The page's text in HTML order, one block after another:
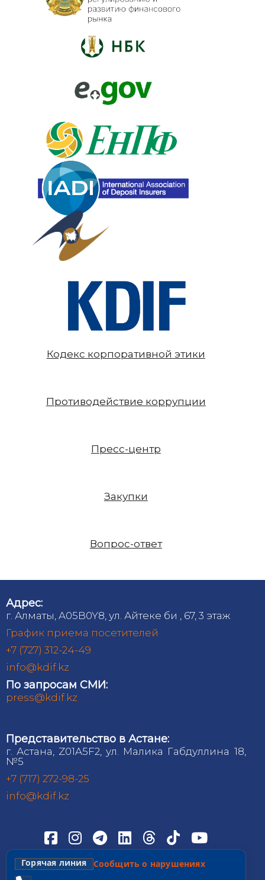
Кодекс корпоративной этики
Противодействие коррупции
Пресс-центр
Закупки
Вопрос-ответ
Адрес:
г. Алматы, A05B0Y8, ул. Айтеке би , 67, 3 этаж
График приема посетителей
+7 (727) 312-24-49
info@kdif.kz
По запросам СМИ:
press@kdif.kz
Представительство в Астане:
г. Астана, Z01A5F2, ул. Малика Габдуллина 18,
№5
+7 (717) 272-98-25
info@kdif.kz
Горячая линия Сообщить о нарушениях